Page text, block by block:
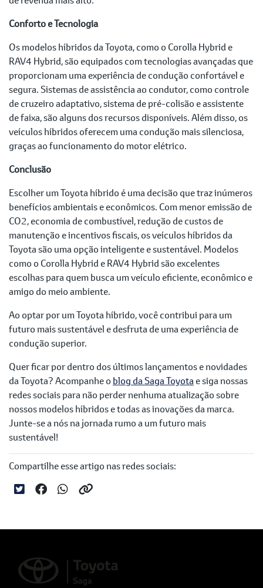
Conforto e Tecnologia
Os modelos híbridos da Toyota, como o Corolla Hybrid e
RAV4 Hybrid, são equipados com tecnologias avançadas que
proporcionam uma experiência de condução confortável e
segura. Sistemas de assistência ao condutor, como controle
de cruzeiro adaptativo, sistema de pré-colisão e assistente
de faixa, são alguns dos recursos disponíveis. Além disso, os
veículos híbridos oferecem uma condução mais silenciosa,
graças ao funcionamento do motor elétrico.
Conclusão
Escolher um Toyota híbrido é uma decisão que traz inúmeros
benefícios ambientais e econômicos. Com menor emissão de
CO2, economia de combustível, redução de custos de
manutenção e incentivos fiscais, os veículos híbridos da
Toyota são uma opção inteligente e sustentável. Modelos
como o Corolla Hybrid e RAV4 Hybrid são excelentes
escolhas para quem busca um veículo eficiente, econômico e
amigo do meio ambiente.
Ao optar por um Toyota híbrido, você contribui para um
futuro mais sustentável e desfruta de uma experiência de
condução superior.
Quer ficar por dentro dos últimos lançamentos e novidades
da Toyota? Acompanhe o blog da Saga Toyotae siga nossas
redes sociais para não perder nenhuma atualização sobre
nossos modelos híbridos e todas as inovações da marca.
Junte-se a nós na jornada rumo a um futuro mais
sustentável!
Compartilhe esse artigo nas redes sociais: